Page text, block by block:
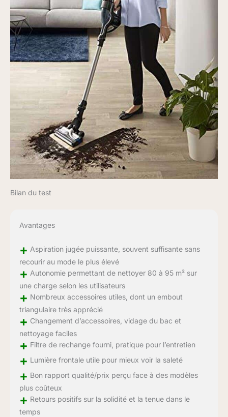
Bilan du test
Avantages
+ Aspiration jugée puissante, souvent suffisante sans
recourir au mode le plus élevé
+ Autonomie permettant de nettoyer 80 à 95 m² sur
une charge selon les utilisateurs
+ Nombreux accessoires utiles, dont un embout
triangulaire très apprécié
+ Changement d’accessoires, vidage du bac et
nettoyage faciles
+ Filtre de rechange fourni, pratique pour l’entretien
+ Lumière frontale utile pour mieux voir la saleté
+ Bon rapport qualité/prix perçu face à des modèles
plus coûteux
+ Retours positifs sur la solidité et la tenue dans le
temps